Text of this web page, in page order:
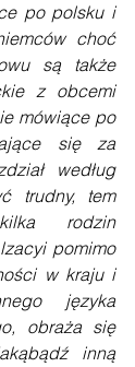
po polsku i
choć
są także
z obcemi
mówiące po
się za
według
trudny, tem
rodzin
pomimo
w kraju i
języka
obraża się
inną